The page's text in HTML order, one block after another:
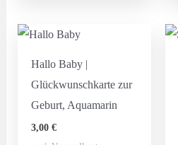
Hallo Baby |
Glückwunschkarte zur
Geburt, Aquamarin
3,00 €